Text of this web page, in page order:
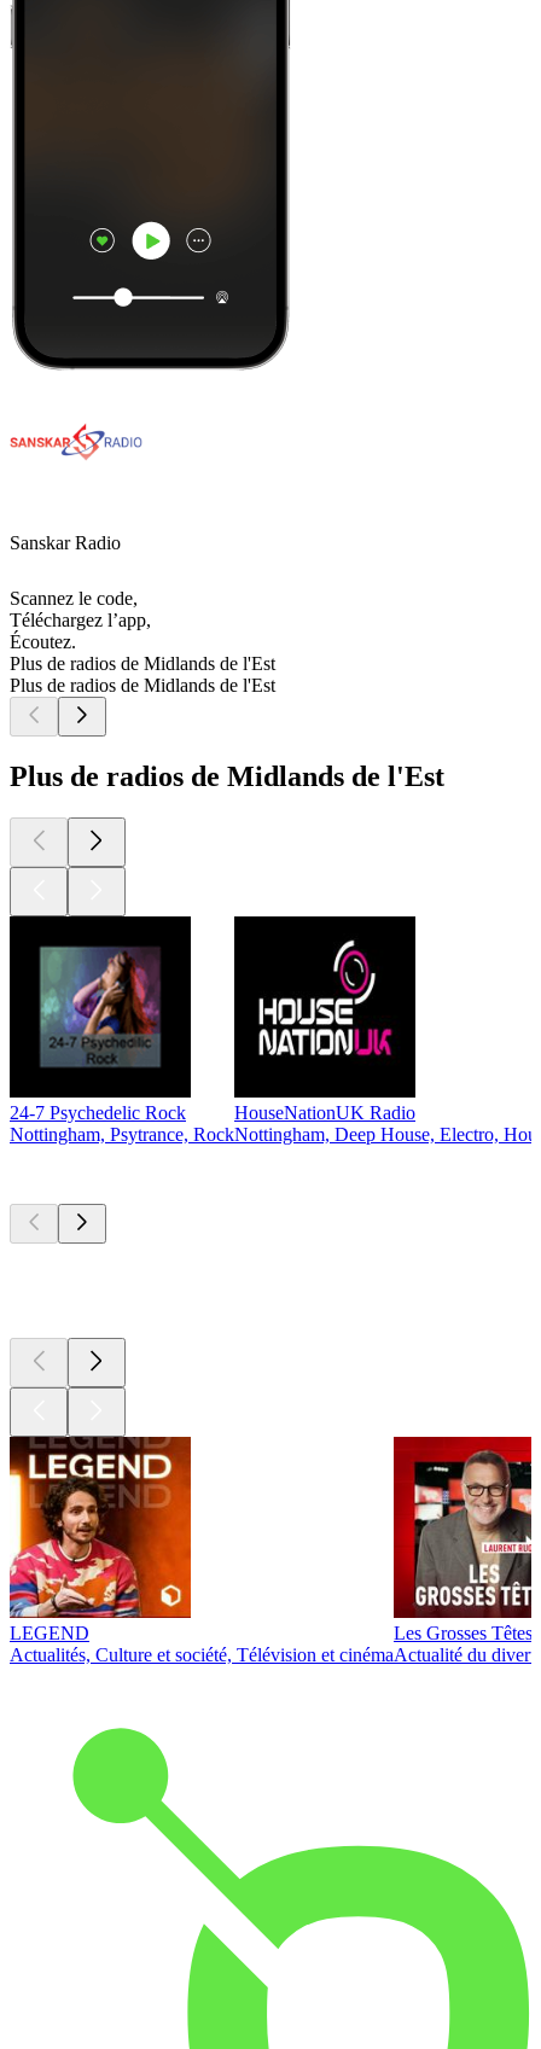
Sanskar Radio
Scannez le code,
Téléchargez l’app,
Écoutez.
Plus de radios de Midlands de l'Est
Plus de radios de Midlands de l'Est
Plus de radios de Midlands de l'Est
24-7 Psychedelic Rock
Nottingham, Psytrance, Rock
HouseNationUK Radio
Nottingham, Deep House, Electro,
LEGEND
Actualités, Culture et société, Télévision et cinéma
Les Grosses Têtes
Actualité du